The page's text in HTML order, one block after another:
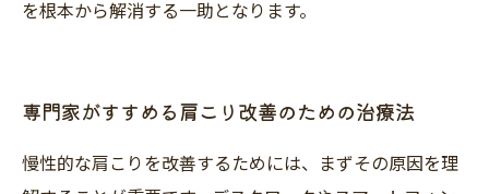
を根本から解消する一助となります。
専門家がすすめる肩こり改善のための治療法
慢性的な肩こりを改善するためには、まずその原因を理